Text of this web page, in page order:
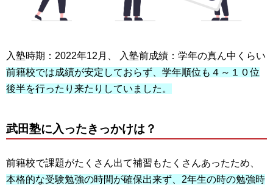
入塾時期：2022年12月、 入塾前成績：学年の真ん中くらい
前籍校では成績が安定しておらず、学年順位も４～１０位
後半を行ったり来たりしていました。
武田塾に入ったきっかけは？
前籍校で課題がたくさん出て補習もたくさんあったため、
本格的な受験勉強の時間が確保出来ず、2年生の時の勉強時